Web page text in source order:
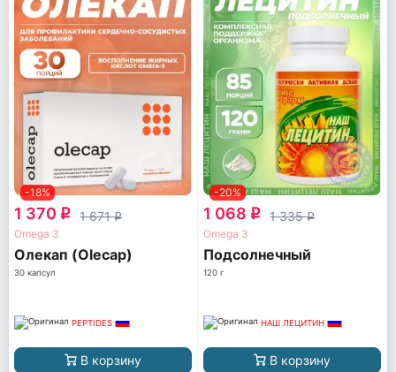
-18%
1 370 q 1 671q
Omega 3
Олекап (Olecap)
30 капсул
PEPTIDES
В корзину
-20%
1 068 q 1 335q
Omega 3
Подсолнечный
120 г
НАШ ЛЕЦИТИН
В корзину